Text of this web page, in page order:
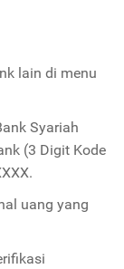
lain di menu
Syariah
(3 Digit Kode
uang yang